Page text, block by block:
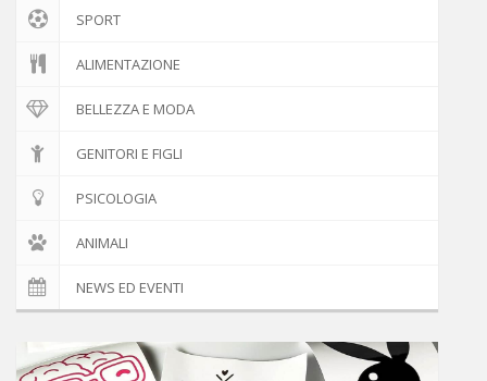
SPORT
ALIMENTAZIONE
BELLEZZA E MODA
GENITORI E FIGLI
PSICOLOGIA
ANIMALI
NEWS ED EVENTI